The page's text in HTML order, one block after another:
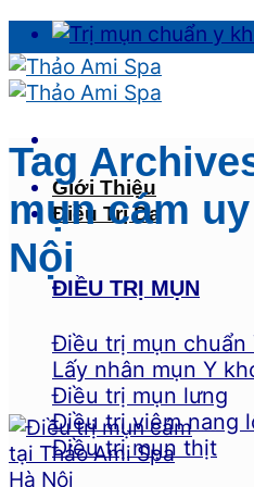
Skip
to
content
Giới Thiệu
Điều Trị Da
ĐIỀU TRỊ MỤN
Điều trị mụn chuẩn
Lấy nhân mụn Y
Điều trị mụn lưng
Điều trị viêm nang
Điều trị mụn thịt
Tag
mụn cám
Nội